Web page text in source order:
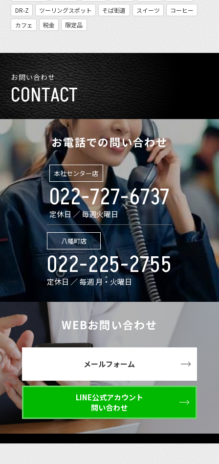
DR-Z
ツーリングスポット そば街道 スイーツ
コーヒー
カフェ
税金 限定品
お問い合わせ
CONTACT
お電話での問い合わせ
本社センター店
022-727-6737
定休日 ／ 毎週火曜日
八幡町店
022-225-2755
定休日 ／ 毎週 月・火曜日
WEBお問い合わせ
メールフォーム
LINE公式アカウント
問い合わせ